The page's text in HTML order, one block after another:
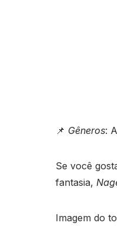
📌 Gêneros:
Se você
fantasia,
Imagem do